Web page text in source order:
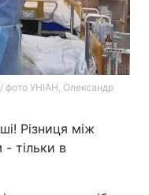
фото УНІАН, Олександр
Різниця між
тільки в